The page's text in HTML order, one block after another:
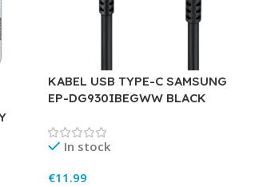
KABEL USB TYPE-C SAMSUNG
EP-DG930IBEGWW BLACK
In stock
€11.99